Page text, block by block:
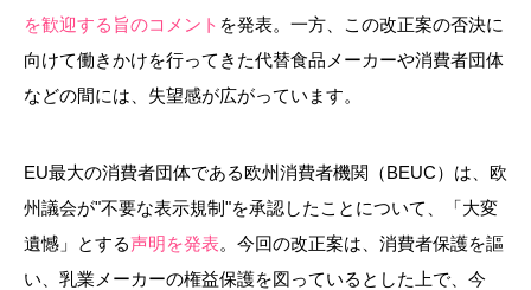
を歓迎する旨のコメント を発表。一方、この改正案の否決に
向けて働きかけを行ってきた代替食品メーカーや消費者団体
などの間には、失望感が広がっています。
EU最大の消費者団体である欧州消費者機関（BEUC）は、欧
州議会が"不要な表示規制"を承認したことについて、「大変
遺憾」とする声明を発表。今回の改正案は、消費者保護を謳
い、乳業メーカーの権益保護を図っているとした上で、今